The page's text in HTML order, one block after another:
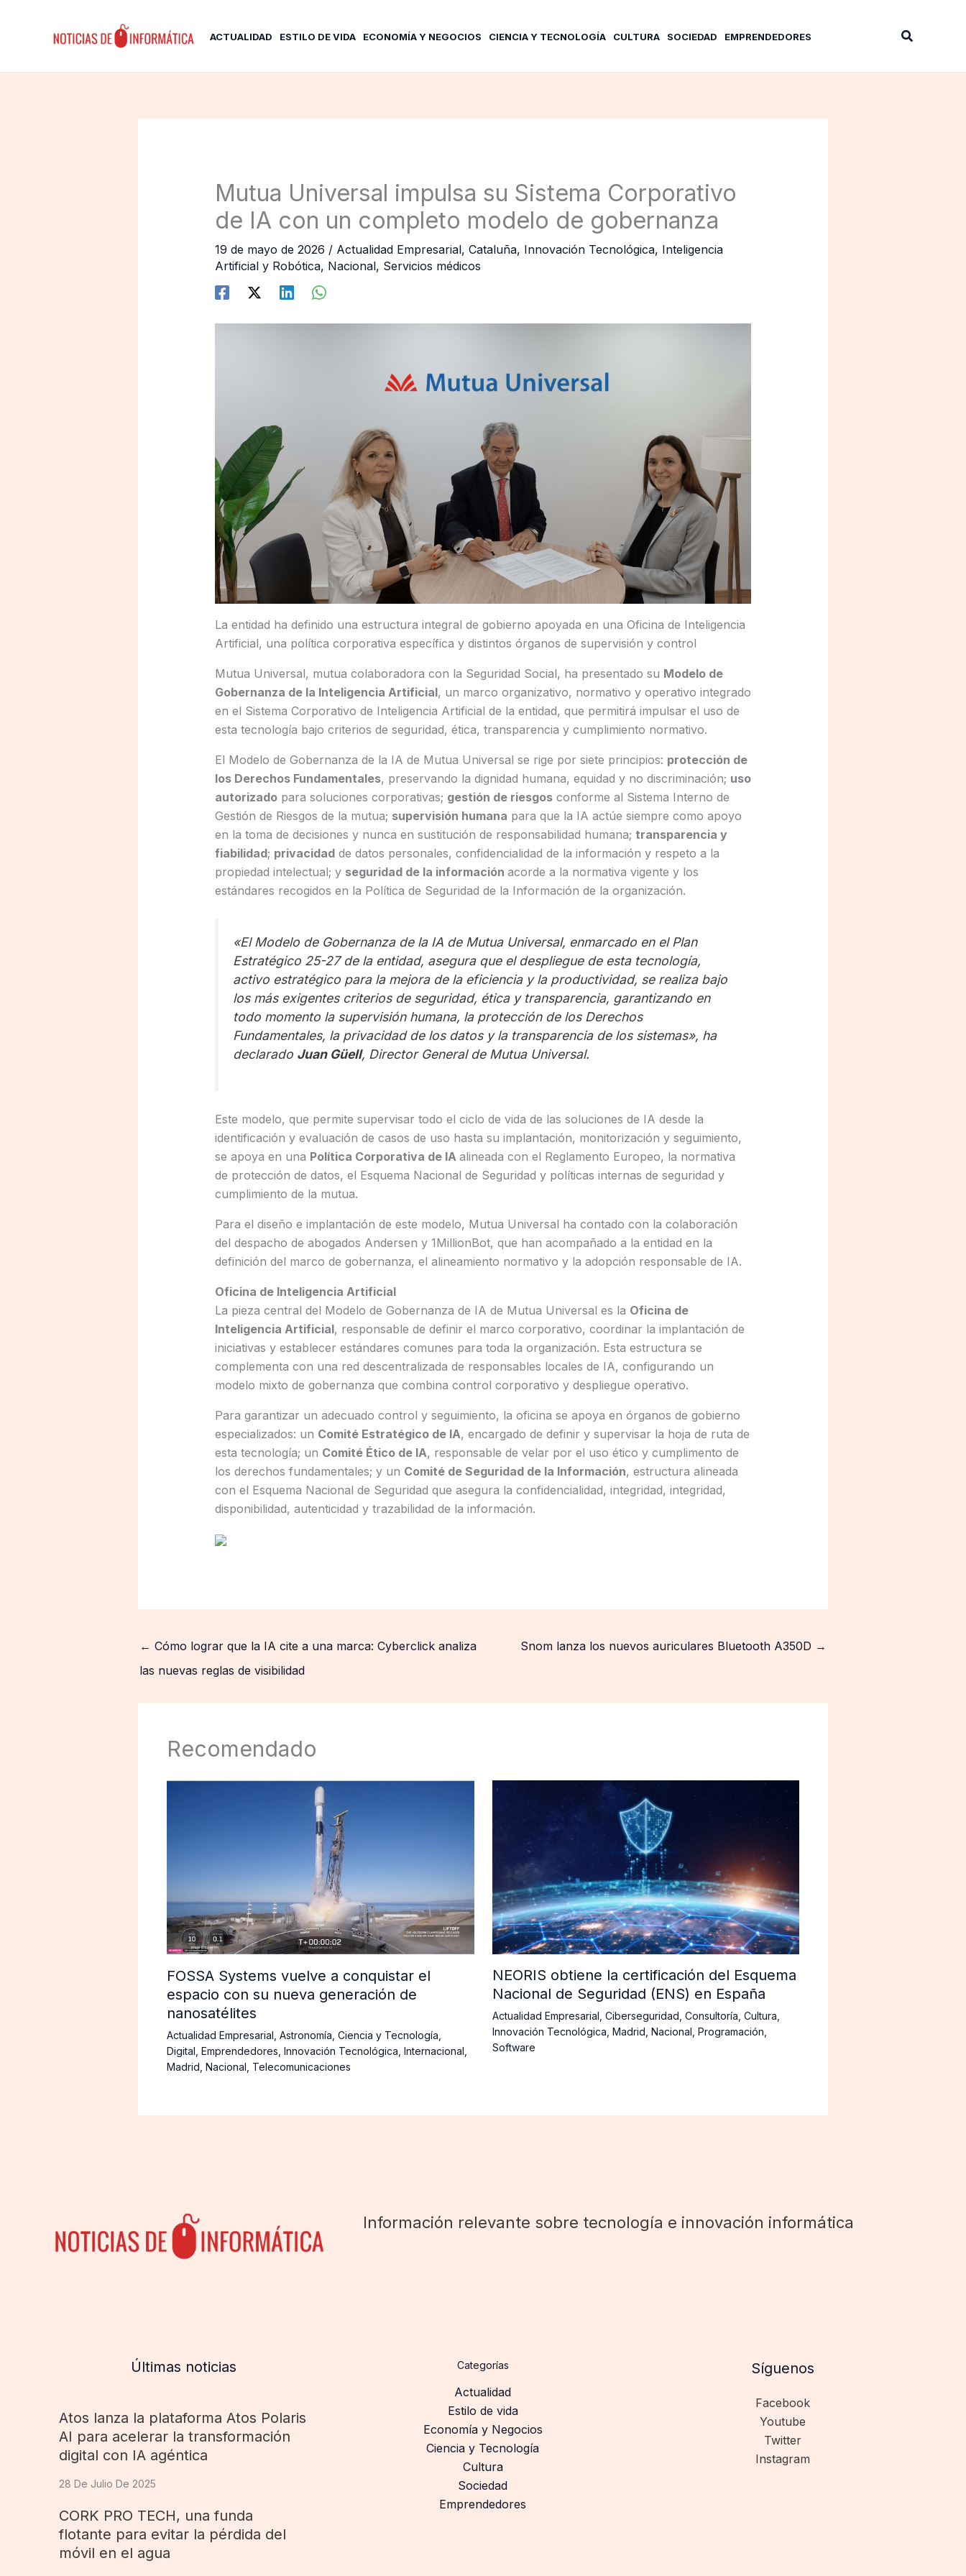
ACTUALIDAD ESTILO DE VIDA ECONOMÍA Y NEGOCIOS CIENCIA Y TECNOLOGÍA CULTURA SOCIEDAD EMPRENDEDORES Buscar
Mutua Universal impulsa su Sistema Corporativo
de IA con un completo modelo de gobernanza
19 de mayo de 2026 / Actualidad Empresarial, Cataluña, Innovación Tecnológica, Inteligencia
Artificial y Robótica, Nacional, Servicios médicos
La entidad ha definido una estructura integral de gobierno apoyada en una Oficina de Inteligencia
Artificial, una política corporativa específica y distintos órganos de supervisión y control
Mutua Universal, mutua colaboradora con la Seguridad Social, ha presentado su Modelo de
Gobernanza de la Inteligencia Artificial, un marco organizativo, normativo y operativo integrado
en el Sistema Corporativo de Inteligencia Artificial de la entidad, que permitirá impulsar el uso de
esta tecnología bajo criterios de seguridad, ética, transparencia y cumplimiento normativo.
El Modelo de Gobernanza de la IA de Mutua Universal se rige por siete principios: protección de
los Derechos Fundamentales, preservando la dignidad humana, equidad y no discriminación; uso
autorizadopara soluciones corporativas; gestión de riesgosconforme al Sistema Interno de
Gestión de Riesgos de la mutua; supervisión humana para que la IA actúe siempre como apoyo
en la toma de decisiones y nunca en sustitución de responsabilidad humana; transparencia y
fiabilidad; privacidadde datos personales, confidencialidad de la información y respeto a la
propiedad intelectual; y seguridad de la información acorde a la normativa vigente y los
estándares recogidos en la Política de Seguridad de la Información de la organización.
«El Modelo de Gobernanza de la IA de Mutua Universal, enmarcado en el Plan
Estratégico 25-27 de la entidad, asegura que el despliegue de esta tecnología,
activo estratégico para la mejora de la eficiencia y la productividad, se realiza bajo
los más exigentes criterios de seguridad, ética y transparencia, garantizando en
todo momento la supervisión humana, la protección de los Derechos
Fundamentales, la privacidad de los datos y la transparencia de los sistemas», ha
declarado Juan Güell, Director General de Mutua Universal.
Este modelo, que permite supervisar todo el ciclo de vida de las soluciones de IA desde la
identificación y evaluación de casos de uso hasta su implantación, monitorización y seguimiento,
se apoya en una Política Corporativa de IA alineada con el Reglamento Europeo, la normativa
de protección de datos, el Esquema Nacional de Seguridad y políticas internas de seguridad y
cumplimiento de la mutua.
Para el diseño e implantación de este modelo, Mutua Universal ha contado con la colaboración
del despacho de abogados Andersen y 1MillionBot, que han acompañado a la entidad en la
definición del marco de gobernanza, el alineamiento normativo y la adopción responsable de IA.
Oficina de Inteligencia Artificial
La pieza central del Modelo de Gobernanza de IA de Mutua Universal es la Oficina de
Inteligencia Artificial, responsable de definir el marco corporativo, coordinar la implantación de
iniciativas y establecer estándares comunes para toda la organización. Esta estructura se
complementa con una red descentralizada de responsables locales de IA, configurando un
modelo mixto de gobernanza que combina control corporativo y despliegue operativo.
Para garantizar un adecuado control y seguimiento, la oficina se apoya en órganos de gobierno
especializados: un Comité Estratégico de IA, encargado de definir y supervisar la hoja de ruta de
esta tecnología; un Comité Ético de IA, responsable de velar por el uso ético y cumplimento de
los derechos fundamentales; y un Comité de Seguridad de la Información, estructura alineada
con el Esquema Nacional de Seguridad que asegura la confidencialidad, integridad, integridad,
disponibilidad, autenticidad y trazabilidad de la información.
← Cómo lograr que la IA cite a una marca: Cyberclick analiza
las nuevas reglas de visibilidad
Snom lanza los nuevos auriculares Bluetooth A350D →
Recomendado
FOSSA Systems vuelve a conquistar el
espacio con su nueva generación de
nanosatélites
Actualidad Empresarial Astronomía Ciencia y Tecnología
Digital Emprendedores Innovación Tecnológica Internacional
Madrid Nacional Telecomunicaciones
NEORIS obtiene la certificación del Esquema
Nacional de Seguridad (ENS) en España
Actualidad Empresarial Ciberseguridad Consultoría Cultura
Innovación Tecnológica Madrid Nacional Programación
Software
Información relevante sobre tecnología e innovación informática
Últimas noticias
Atos lanza la plataforma Atos Polaris
AI para acelerar la transformación
digital con IA agéntica
28 De Julio De 2025
CORK PRO TECH, una funda
flotante para evitar la pérdida del
móvil en el agua
Categorías
Actualidad
Estilo de vida
Economía y Negocios
Ciencia y Tecnología
Cultura
Sociedad
Emprendedores
Síguenos
Facebook
Youtube
Twitter
Instagram